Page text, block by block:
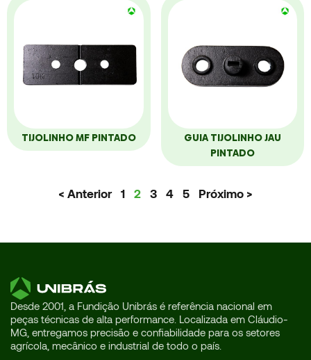
TIJOLINHO MF PINTADO
GUIA TIJOLINHO JAU
PINTADO
< Anterior 1 2 3 4 5 Próximo >
Desde 2001, a Fundição Unibrás é referência nacional em
peças técnicas de alta performance. Localizada em Cláudio-
MG, entregamos precisão e confiabilidade para os setores
agrícola, mecânico e industrial de todo o país.